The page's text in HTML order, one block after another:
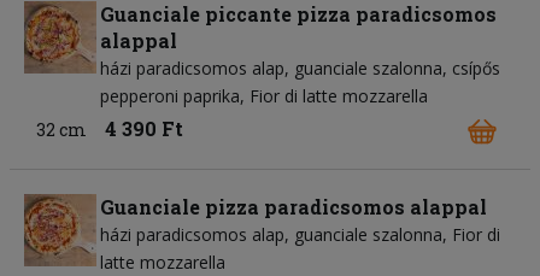
Guanciale piccante pizza paradicsomos
alappal
házi paradicsomos alap guanciale szalonna csípős
pepperoni paprika Fior di latte mozzarella
32 cm
4 390 Ft
Guanciale pizza paradicsomos alappal
házi paradicsomos alap guanciale szalonna Fior di
latte mozzarella